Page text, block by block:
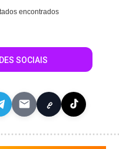
encontrados
SOCIAIS